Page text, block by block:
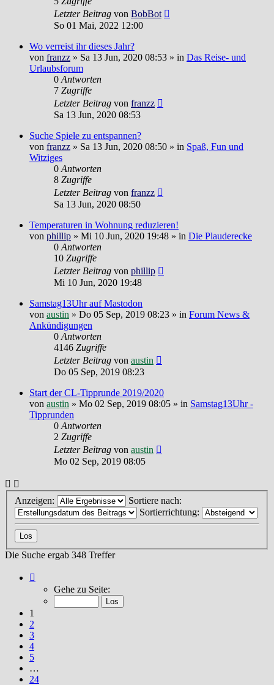
Letzter Beitrag von BobBot
So 01 Mai, 2022 12:00
Wo verreist ihr dieses Jahr?
von franzz » Sa 13 Jun, 2020 08:53 » in Das Reise- und
Urlaubsforum
0Antworten
7 Zugriffe
Letzter Beitrag von franzz
Sa 13 Jun, 2020 08:53
Suche Spiele zu entspannen?
von franzz » Sa 13 Jun, 2020 08:50 » in Spaß, Fun und
Witziges
0Antworten
8 Zugriffe
Letzter Beitrag von franzz
Sa 13 Jun, 2020 08:50
Temperaturen in Wohnung reduzieren!
von phillip » Mi 10 Jun, 2020 19:48 » in Die Plauderecke
0Antworten
10 Zugriffe
Letzter Beitrag von phillip
Mi 10 Jun, 2020 19:48
Samstag13Uhr auf Mastodon
von austin » Do 05 Sep, 2019 08:23 » in Forum News &
Ankündigungen
0Antworten
4146 Zugriffe
Letzter Beitrag von austin
Do 05 Sep, 2019 08:23
Start der CL-Tipprunde 2019/2020
von austin » Mo 02 Sep, 2019 08:05 » in Samstag13Uhr -
Tipprunden
0Antworten
2 Zugriffe
Letzter Beitrag von austin
Mo 02 Sep, 2019 08:05
Anzeigen:
Sortiere nach:
Sortierrichtung:
Die Suche ergab 348 Treffer
von
Gehe zu Seite:
1
2
3
4
5
…
24